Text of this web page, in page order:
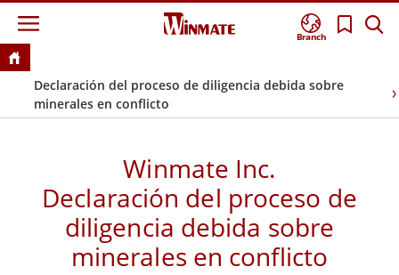
Branch
Declaración del proceso de diligencia debida sobre
minerales en conflicto
Winmate Inc.
Declaración del proceso de
diligencia debida sobre
minerales en conflicto